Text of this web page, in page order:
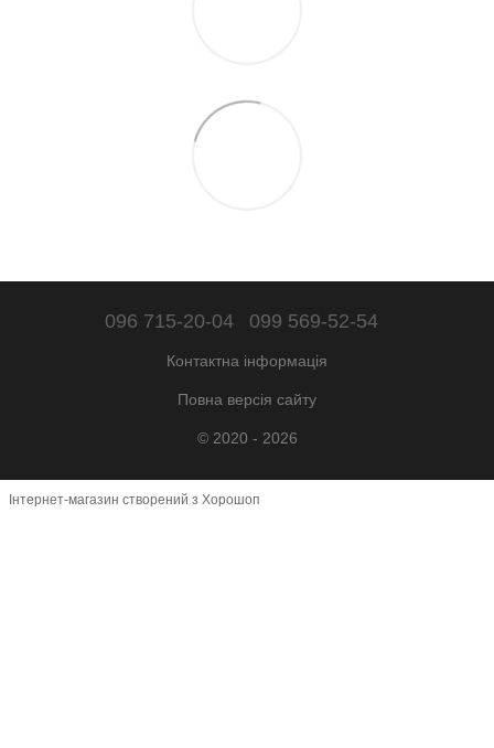
096 715-20-04 099 569-52-54
Контактна інформація
Повна версія сайту
© 2020 - 2026
Інтернет-магазин створений з Хорошоп